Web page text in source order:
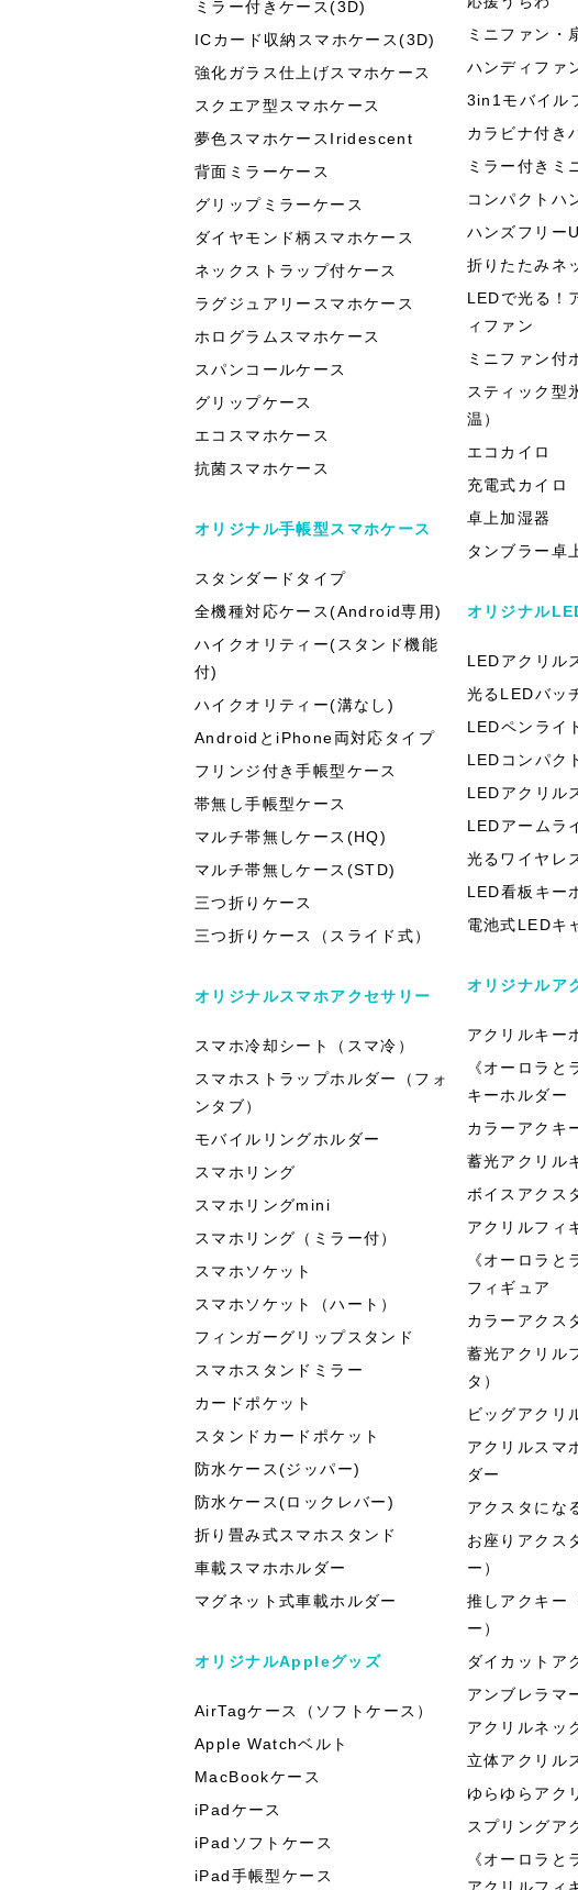
ミラー付きケース(3D)
ICカード収納スマホケース(3D)
強化ガラス仕上げスマホケース
スクエア型スマホケース
夢色スマホケースIridescent
背面ミラーケース
グリップミラーケース
ダイヤモンド柄スマホケース
ネックストラップ付ケース
ラグジュアリースマホケース
ホログラムスマホケース
スパンコールケース
グリップケース
エコスマホケース
抗菌スマホケース
オリジナル手帳型スマホケース
スタンダードタイプ
全機種対応ケース(Android専用)
ハイクオリティー(スタンド機能
付)
ハイクオリティー(溝なし)
AndroidとiPhone両対応タイプ
フリンジ付き手帳型ケース
帯無し手帳型ケース
マルチ帯無しケース(HQ)
マルチ帯無しケース(STD)
三つ折りケース
三つ折りケース（スライド式）
オリジナルスマホアクセサリー
スマホ冷却シート（スマ冷）
スマホストラップホルダー（フォ
ンタブ）
モバイルリングホルダー
スマホリング
スマホリングmini
スマホリング（ミラー付）
スマホソケット
スマホソケット（ハート）
フィンガーグリップスタンド
スマホスタンドミラー
カードポケット
スタンドカードポケット
防水ケース(ジッパー)
防水ケース(ロックレバー)
折り畳み式スマホスタンド
車載スマホホルダー
マグネット式車載ホルダー
オリジナルAppleグッズ
AirTagケース（ソフトケース）
Apple Watchベルト
MacBookケース
iPadケース
iPadソフトケース
iPad手帳型ケース
ミニファン・
ハンディファ
3in1モバイル
カラビナ付き
ミラー付きミ
コンパクトハ
ハンズフリー
折りたたみネ
LEDで光る！
ィファン
ミニファン付
スティック型
温）
エコカイロ
充電式カイロ
卓上加湿器
タンブラー卓
オリジナル
LEDアクリル
光るLEDバッ
LEDペンライ
LEDコンパク
LEDアクリル
LEDアームラ
光るワイヤレ
LED看板キー
電池式LEDキ
オリジナルア
アクリルキー
《オーロラと
キーホルダー
カラーアクキ
蓄光アクリル
ボイスアクス
アクリルフィ
《オーロラと
フィギュア
カラーアクス
蓄光アクリル
タ）
ビッグアクリ
アクリルスマ
ダー
アクスタにな
お座りアクス
ー）
推しアクキー
ー）
ダイカットア
アンブレラマ
アクリルネッ
立体アクリル
ゆらゆらアク
スプリングア
《オーロラと
アクリルフィ